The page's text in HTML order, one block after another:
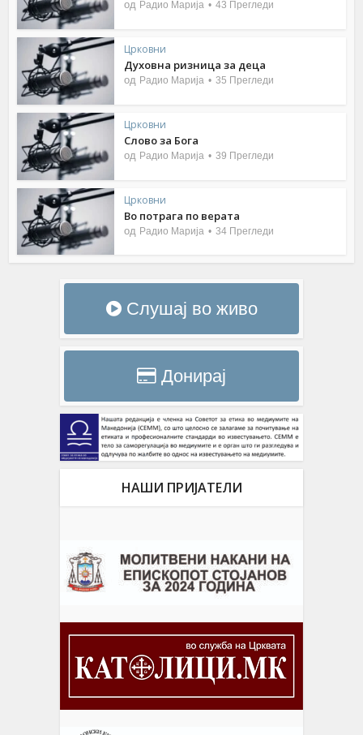
од Радио Марија 43 Прегледи
Црковни
Духовна ризница за деца
од Радио Марија 35 Прегледи
Црковни
Слово за Бога
од Радио Марија 39 Прегледи
Црковни
Во потрага по верата
од Радио Марија 34 Прегледи
Слушај во живо
Донирај
НАШИ ПРИЈАТЕЛИ